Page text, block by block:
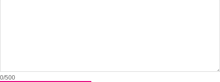
0/500